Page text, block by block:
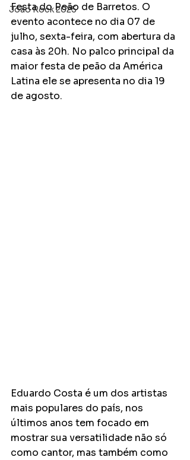
João Rock 2025
Festa do Peão de Barretos. O
evento acontece no dia 07 de
julho, sexta-feira, com abertura da
casa às 20h. No palco principal da
maior festa de peão da América
Latina ele se apresenta no dia 19
de agosto.
Eduardo Costa é um dos artistas
mais populares do país, nos
últimos anos tem focado em
mostrar sua versatilidade não só
como cantor, mas também como